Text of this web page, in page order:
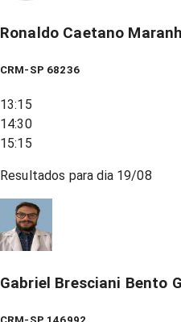
Ronaldo Caetano
CRM-SP 68236
13:15
14:30
15:15
Resultados para dia 19/08
Gabriel Bresciani Bento